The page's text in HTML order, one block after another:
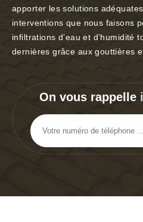
apporter les solutions
interventions que nous faisons
infiltrations d’eau et d’humidité
dernières grâce aux gouttières
On vous rappelle